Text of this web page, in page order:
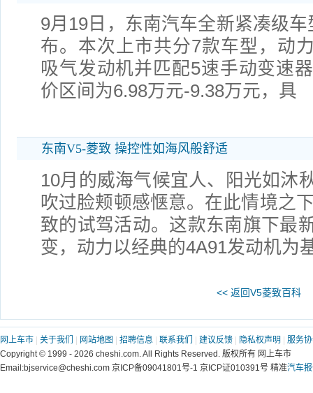
9月19日，东南汽车全新紧凑级
布。本次上市共分7款车型，动
吸气发动机并匹配5速手动变速
价区间为6.98万元-9.38万元，具
东南V5-菱致 操控性如海风般舒适
10月的威海气候宜人、阳光如沐
吹过脸颊顿感惬意。在此情境之
致的试驾活动。这款东南旗下最
变，动力以经典的4A91发动机为
<< 返回V5菱致百科
网上车市 关于我们 网站地图 招聘信息 联系我们 建议反馈 隐私权声明
服务
Copyright © 1999 - 2026 cheshi.com. All Rights Reserved. 版权所有 网上车市
Email:bjservice@cheshi.com 京ICP备09041801号-1 京ICP证010391号 精准汽车